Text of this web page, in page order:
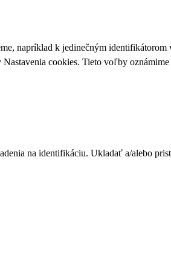
napríklad k jedinečným
Nastavenia cookies. Tieto voľby oznámime
na identifikáciu. Ukladať a/alebo